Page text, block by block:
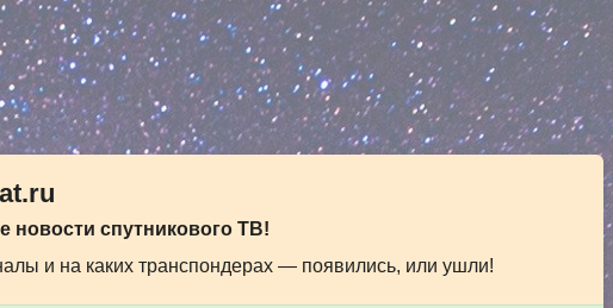
новости спутникового ТВ!
и на каких транспондерах — появились, или ушли!